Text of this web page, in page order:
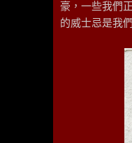
豪，一些我們
的威士忌是我